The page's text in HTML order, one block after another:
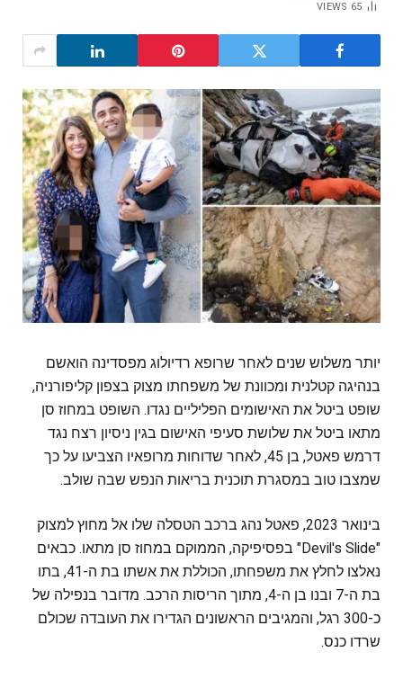
65
VIEWS
יותר משלוש שנים לאחר שרופא רדיולוג מפסדינה הואשם
בנהיגה קטלנית ומכוונת של משפחתו מצוק בצפון קליפורניה,
שופט ביטל את האישומים הפליליים נגדו. השופט במחוז סן
מתאו ביטל את שלושת סעיפי האישום בגין ניסיון רצח נגד
דרמש פאטל, בן 45, לאחר שדוחות מרופאיו הצביעו על כך
שמצבו טוב במסגרת תוכנית בריאות הנפש שבה שולב.
בינואר 2023, פאטל נהג ברכב הטסלה שלו אל מחוץ למצוק
"Devil's Slide" בפסיפיקה, הממוקם במחוז סן מתאו. כבאים
נאלצו לחלץ את משפחתו, הכוללת את אשתו בת ה-41, בתו
בת ה-7 ובנו בן ה-4, מתוך הריסות הרכב. מדובר בנפילה של
כ-300 רגל, והמגיבים הראשונים הגדירו את העובדה שכולם
שרדו כנס.